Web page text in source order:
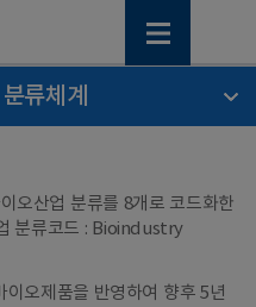
류체계
오산업 분류를 8개로 코드화한
분류코드 : Bioindustry
오제품을 반영하여 향후 5년